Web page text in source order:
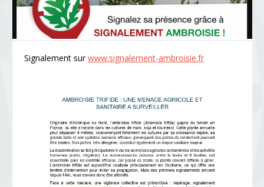
Signalement surwww.signalement-ambroisie.fr